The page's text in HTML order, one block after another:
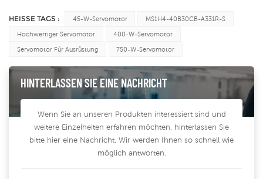
HEISSE TAGS : 45-W-Servomotor MS1H4-40B30CB-A331R-S
Hochwertiger Servomotor 400-W-Servomotor
Servomotor Für Ausrüstung 750-W-Servomotor
HINTERLASSEN SIE EINE NACHRICHT
Wenn Sie an unseren Produkten interessiert sind und
weitere Einzelheiten erfahren möchten, hinterlassen Sie
bitte hier eine Nachricht. Wir werden Ihnen so schnell wie
möglich antworten.